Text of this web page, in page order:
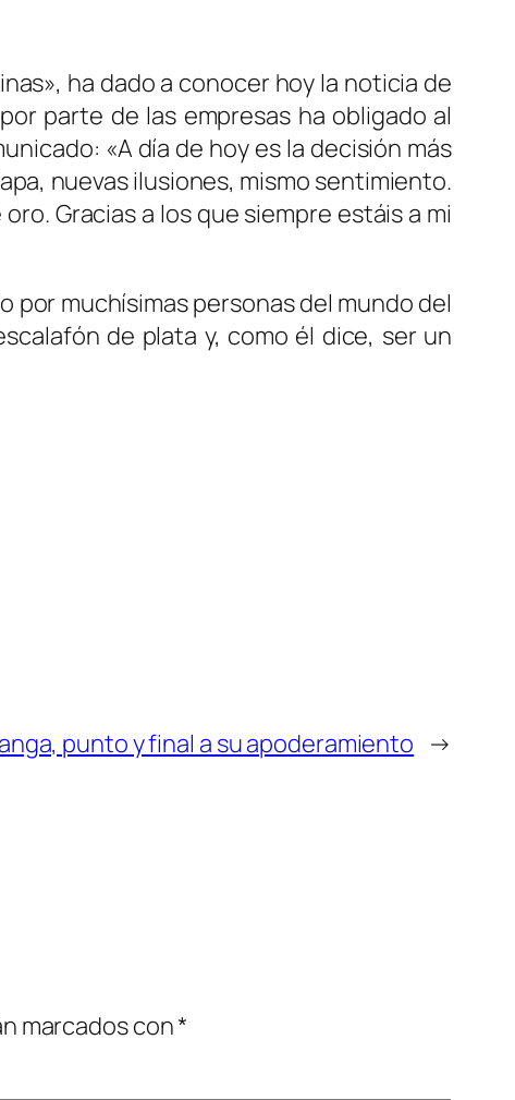
ha dado a conocer hoy la noticia de
parte de las empresas ha obligado al
«A día de hoy es la decisión más
nuevas ilusiones, mismo sentimiento.
Gracias a los que siempre estáis a mi
muchísimas personas del mundo del
de plata y, como él dice, ser un
punto y final a su apoderamiento →
marcados con*